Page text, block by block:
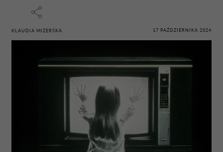
KLAUDIA MIZERSKA 17 PAŹDZIERNIKA 2024